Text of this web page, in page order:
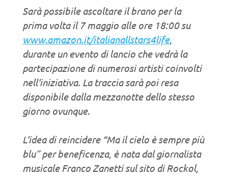
Sarà possibile ascoltare il brano per la
prima volta il 7 maggio alle ore 18:00 su
www.amazon.it/italianallstars4life,
durante un evento di lancio che vedrà la
partecipazione di numerosi artisti coinvolti
nell’iniziativa. La traccia sarà poi resa
disponibile dalla mezzanotte dello stesso
giorno ovunque.
L’idea di reincidere “Ma il cielo è sempre più
blu” per beneficenza, è nata dal giornalista
musicale Franco Zanetti sul sito di Rockol,